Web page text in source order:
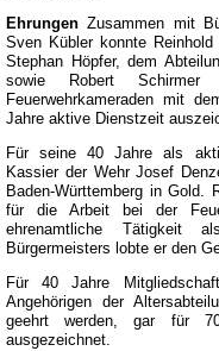
EhrungenZusammen mit
Sven Kübler konnte
Stephan Höpfer, dem
sowie Robert
Feuerwehrkameraden mit
Jahre aktive Dienstzeit
Für seine 40 Jahre als
Kassier der Wehr Josef
Baden-Württemberg in Gold.
für die Arbeit bei der
ehrenamtliche Tätigkeit
Bürgermeisters lobte er den
Für 40 Jahre
Angehörigen der
geehrt werden, gar für
ausgezeichnet.